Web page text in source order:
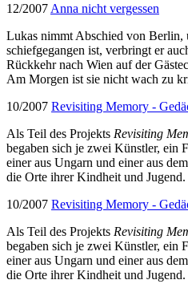
12/2007 Anna nicht vergessen
Lukas nimmt Abschied von Berlin,
schiefgegangen ist, verbringt er
Rückkehr nach Wien auf der
Am Morgen ist sie nicht wach zu
10/2007 Revisiting Memory -
Als Teil des Projekts Revisiting
begaben sich je zwei Künstler, ein
einer aus Ungarn und einer aus
die Orte ihrer Kindheit und
10/2007 Revisiting Memory -
Als Teil des Projekts Revisiting
begaben sich je zwei Künstler, ein
einer aus Ungarn und einer aus
die Orte ihrer Kindheit und